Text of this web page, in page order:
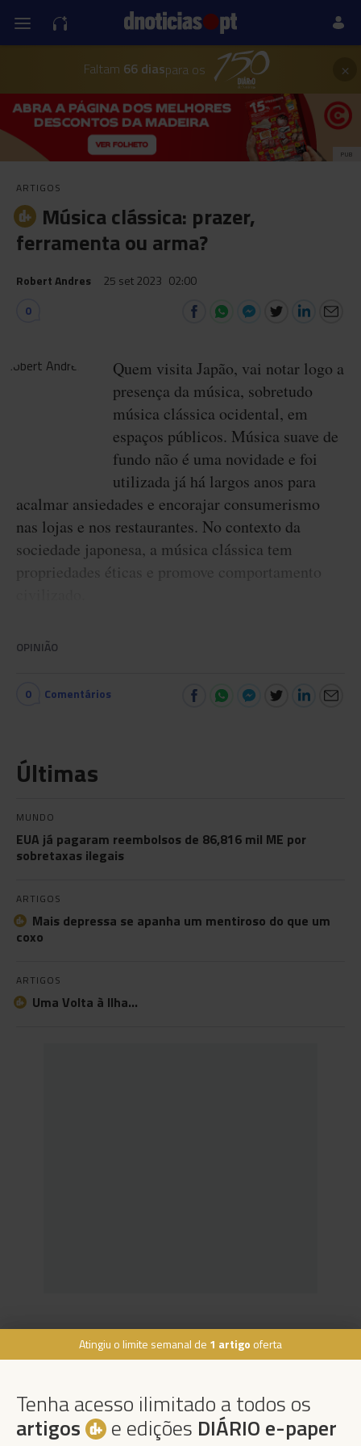
Faltam 66 diaspara os ×
PUB
ARTIGOS
Música clássica: prazer,
ferramenta ou arma?
Robert Andres 25 set 2023 02:00
0
Quem visita Japão, vai notar logo a
presença da música, sobretudo
música clássica ocidental, em
espaços públicos. Música suave de
fundo não é uma novidade e foi
utilizada já há largos anos para
acalmar ansiedades e encorajar consumerismo
nas lojas e nos restaurantes. No contexto da
sociedade japonesa, a música clássica tem
propriedades éticas e promove comportamento
Atingiu o limite semanal de 1 artigo oferta
Tenha acesso ilimitado a todos os
artigos e edições DIÁRIO e-paper
OPINIÃO
0 Comentários
Últimas
MUNDO
EUA já pagaram reembolsos de 86,816 mil ME por
sobretaxas ilegais
ARTIGOS
Mais depressa se apanha um mentiroso do que um
coxo
ARTIGOS
Uma Volta à Ilha…
291 202 300
Instale a nossa App
Podcasts ×